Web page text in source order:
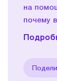
на
почему